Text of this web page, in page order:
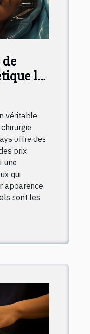
les
véritable
offre des
prix
une
qui
apparence
sont les